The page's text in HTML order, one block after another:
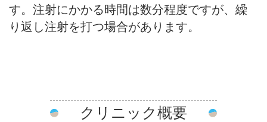
す。注射にかかる時間は数分程度ですが、繰
り返し注射を打つ場合があります。
クリニック概要